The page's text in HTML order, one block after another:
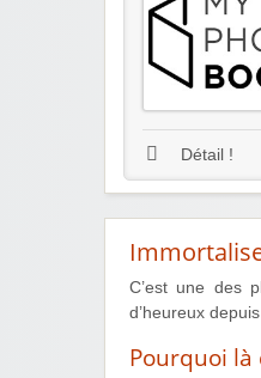
Détail !
C’est une des
d’heureux
Pourquoi là